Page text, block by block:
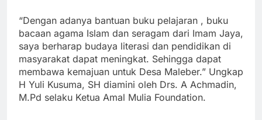
“Dengan adanya bantuan buku pelajaran , buku
bacaan agama Islam dan seragam dari Imam Jaya,
saya berharap budaya literasi dan pendidikan di
masyarakat dapat meningkat. Sehingga dapat
membawa kemajuan untuk Desa Maleber.” Ungkap
H Yuli Kusuma, SH diamini oleh Drs. A Achmadin,
M.Pd selaku Ketua Amal Mulia Foundation.